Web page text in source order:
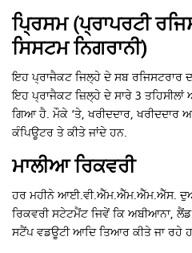
ਪ੍ਰਿਸਮ (ਪ੍ਰਾਪਰਟੀ
ਸਿਸਟਮ ਨਿਗਰਾਨੀ)
ਇਹ ਪ੍ਰਾਜੈਕਟ ਜਿਲ੍ਹੇ ਦੇ ਸਬ ਰਜਿਸਟਰਾਰ
ਇਹ ਪ੍ਰਾਜੈਕਟ ਜ਼ਿਲ੍ਹੇ ਦੇ ਸਾਰੇ 3 ​​ਤਹਿਸੀਲਾਂ
ਗਿਆ ਹੈ. ਮੌਕੇ ‘ਤੇ, ਖਰੀਦਦਾਰ, ਖਰੀਦਦਾਰ
ਕੰਪਿਊਟਰ ਤੇ ਕੀਤੇ ਜਾਂਦੇ ਹਨ.
ਮਾਲੀਆ ਰਿਕਵਰੀ
ਹਰ ਮਹੀਨੇ ਆਈ.ਵੀ.ਐੱਮ.ਐੱਮ.ਐੱਮ.ਐੱਸ.
ਰਿਕਵਰੀ ਸਟੇਟਮੈਂਟ ਜਿਵੇਂ ਕਿ ਅਬੀਆਨਾ,
ਸਟੈਂਪ ਵਡਊਟੀ ਆਦਿ ਤਿਆਰ ਕੀਤੇ ਜਾ ਰਹੇ